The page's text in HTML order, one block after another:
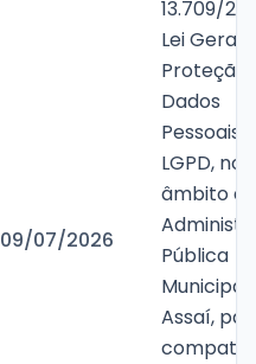
09/07/2026
13.709/
Lei Geral
Proteção
Dados
Pessoais
LGPD, no
âmbito da
Pública
Municipal
Assaí,